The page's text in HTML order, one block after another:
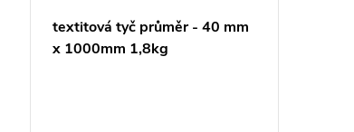
textitová tyč průměr - 40 mm
x 1000mm 1,8kg